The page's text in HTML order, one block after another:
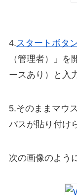
4.スタートボタ
（管理者）」
ースあり）と入
5.そのままマウ
パスが貼り付け
次の画像のよう